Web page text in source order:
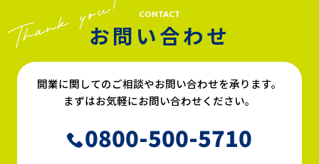
CONTACT
お問い合わせ
開業に関してのご相談やお問い合わせを承ります。
まずはお気軽にお問い合わせください。
0800-500-5710